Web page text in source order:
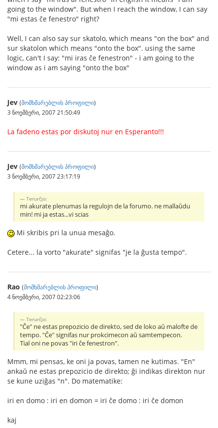
going to the window". But when I reach the window, I can say
"mi estas ĉe fenestro" right?
Well, I can also say sur skatolo, which means "on the box" and
sur skatolon which means "onto the box". using the same
logic, can't I say: "mi iras ĉe fenestron" - i am going to the
window as i am saying "onto the box"
Jev (მომხმარებლის პროფილი)
3 ნოემბერი, 2007 21:50:49
La fadeno estas por diskutoj nur en Esperanto!!!
Jev (მომხმარებლის პროფილი)
3 ნოემბერი, 2007 23:17:19
Terurĉjo:
mi akurate plenumas la regulojn de la forumo. ne mallaŭdu
min! mi ja estas...vi scias
Mi skribis pri la unua mesaĝo.
Cetere... la vorto "akurate" signifas "je la ĝusta tempo".
Rao (მომხმარებლის პროფილი)
4 ნოემბერი, 2007 02:23:06
Terurĉjo:
"Ĉe" ne estas prepozicio de direkto, sed de loko aŭ malofte de
tempo. "Ĉe" signifas nur prokcimecon aŭ samtempecon.
Tial oni ne povas "iri ĉe fenestron".
Mmm, mi pensas, ke oni ja povas, tamen ne kutimas. "En"
ankaŭ ne estas prepozicio de direkto; ĝi indikas direkton nur
se kune uziĝas "n". Do matematike:
iri en domo : iri en domon = iri ĉe domo : iri ĉe domon
kaj